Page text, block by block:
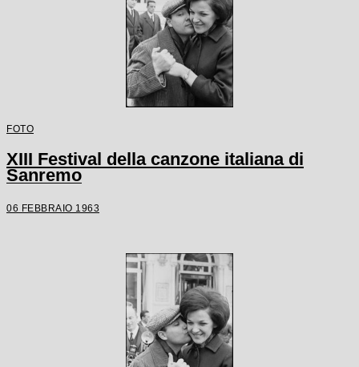
FOTO
XIII Festival della canzone italiana di
Sanremo
06 FEBBRAIO 1963